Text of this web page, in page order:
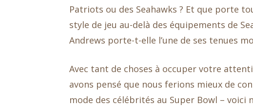
Patriots ou des Seahawks ? Et que porte
style de jeu au-delà des équipements de
Andrews porte-t-elle l’une de ses tenues
Avec tant de choses à occuper votre
avons pensé que nous ferions mieux de
mode des célébrités au Super Bowl –